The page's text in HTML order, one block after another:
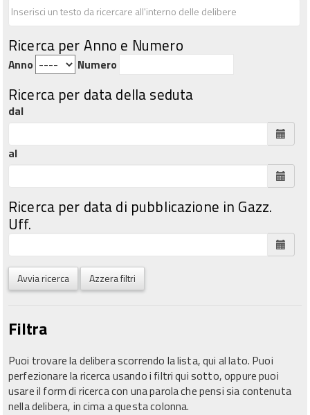
Ricerca per Anno e Numero
Anno Numero
Ricerca per data della seduta
dal
al
Ricerca per data di pubblicazione in Gazz.
Uff.
Avvia ricerca Azzera filtri
Filtra
Puoi trovare la delibera scorrendo la lista, qui al lato. Puoi
perfezionare la ricerca usando i filtri qui sotto, oppure puoi
usare il form di ricerca con una parola che pensi sia contenuta
nella delibera, in cima a questa colonna.